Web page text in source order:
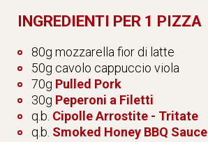
INGREDIENTI PER 1 PIZZA
80g mozzarella fior di latte
50g cavolo cappuccio viola
70g Pulled Pork
30g Peperoni a Filetti
q.b. Cipolle Arrostite - Tritate
q.b. Smoked Honey BBQ Sauce